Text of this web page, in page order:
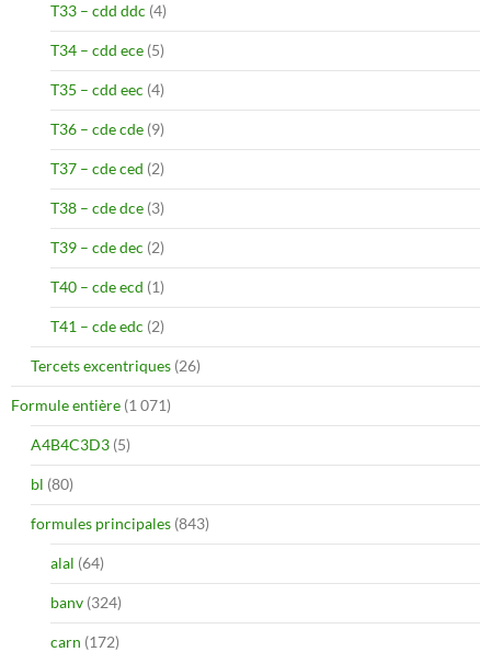
T33 – cdd ddc (4)
T34 – cdd ece (5)
T35 – cdd eec (4)
T36 – cde cde (9)
T37 – cde ced (2)
T38 – cde dce (3)
T39 – cde dec (2)
T40 – cde ecd (1)
T41 – cde edc (2)
Tercets excentriques (26)
Formule entière (1 071)
A4B4C3D3 (5)
bl (80)
formules principales (843)
alal (64)
banv (324)
carn (172)